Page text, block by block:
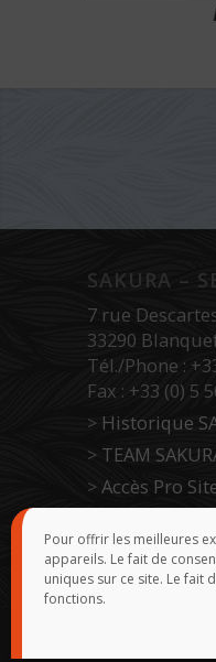
Pour offrir les meilleures
appareils. Le fait de
uniques sur ce site. Le fait
fonctions.
SAKURA –
7 rue
33290
Tél./Phone :
Fax : +33 (0) 5
> Historique
> TEAM
>Accès Pro